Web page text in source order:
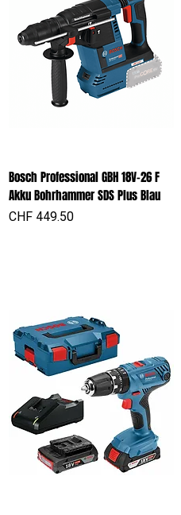
Bosch Professional GBH 18V-26 F
Akku Bohrhammer SDS Plus Blau
Preis
CHF 449.50